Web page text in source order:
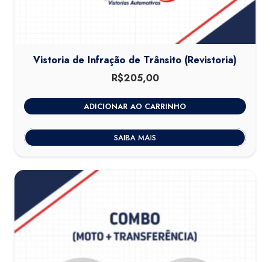
Vistoria de Infração de Trânsito (Revistoria)
R$205,00
ADICIONAR AO CARRINHO
SAIBA MAIS